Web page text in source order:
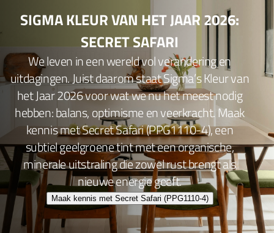
SIGMA KLEUR VAN HET JAAR 2026:
SECRET SAFARI
We leven in een wereld vol verandering en
uitdagingen. Juist daarom staat Sigma’s Kleur van
het Jaar 2026 voor wat we nu het meest nodig
hebben: balans, optimisme en veerkracht. Maak
kennis met Secret Safari (PPG1110-4), een
subtiel geelgroene tint met een organische,
minerale uitstraling die zowel rust brengt als
nieuwe energie geeft.
Maak kennis met Secret Safari (PPG1110-4)